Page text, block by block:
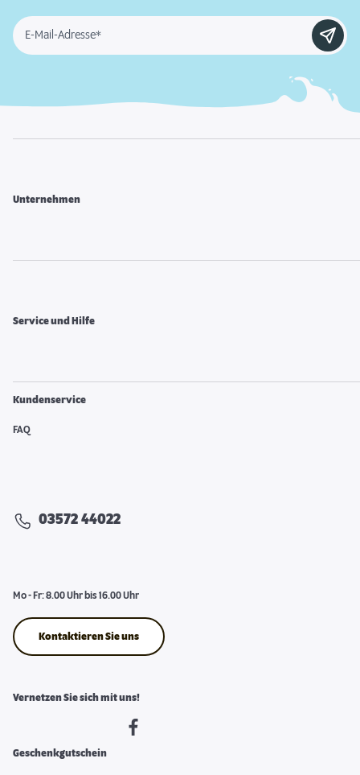
E-Mail-Adresse*
Unternehmen
Service und Hilfe
Kundenservice
FAQ
03572 44022
Mo - Fr: 8.00 Uhr bis 16.00 Uhr
Kontaktieren Sie uns
Vernetzen Sie sich mit uns!
Geschenkgutschein